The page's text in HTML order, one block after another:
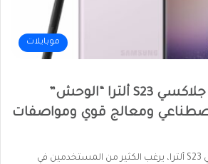
موبايلات
هاتف سامسونج جلاكسي S23 ألترا “الوحش”
ومعالج قوي ومواصفات
هاتف سامسونج جلاكسي S23 ألترا، يرغب الكثير من المستخدمين في